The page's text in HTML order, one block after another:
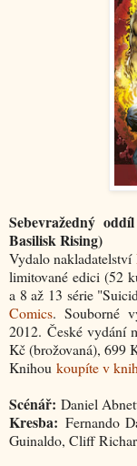
Sebevražedný
Basilisk Rising)
Vydalo nakladatelství
limitované edici (52
a 8 až 13 série
Comics. Souborné
2012. České vydání
Kč (brožovaná), 699
Knihou koupíte v
Scénář: Daniel
Kresba: Fernando
Guinaldo, Cliff